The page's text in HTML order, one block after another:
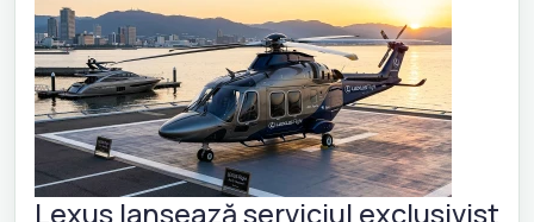
Lexus lansează serviciul exclusivist